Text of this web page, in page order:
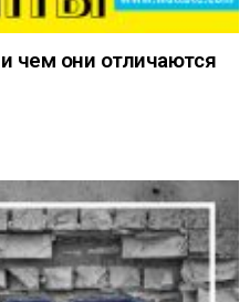
чем они отличаются